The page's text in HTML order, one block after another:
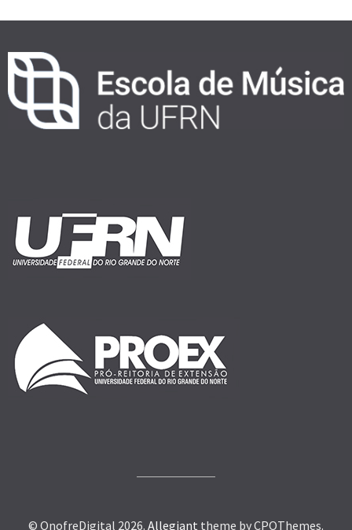
© OnofreDigital 2026. Allegiant theme by CPOThemes.